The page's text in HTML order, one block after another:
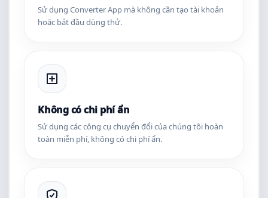
Sử dụng Converter App mà không cần tạo tài khoản
hoặc bắt đầu dùng thử.
Không có chi phí ẩn
Sử dụng các công cụ chuyển đổi của chúng tôi hoàn
toàn miễn phí, không có chi phí ẩn.